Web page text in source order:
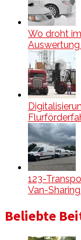
Wo droht
123-
Van-
Beliebte